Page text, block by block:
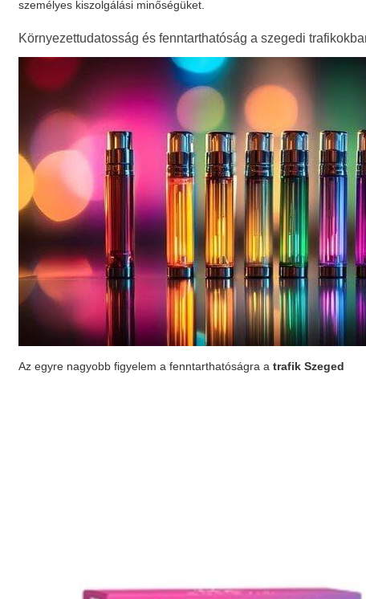
személyes kiszolgálási minőségüket.
Környezettudatosság és fenntarthatóság a szegedi
Az egyre nagyobb figyelem a fenntarthatóságra atrafik Szeged